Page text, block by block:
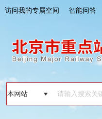
访问我的专属空间 智能问答